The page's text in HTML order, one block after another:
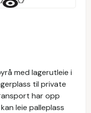
med lagerutleie i
til private
har opp
leie palleplass